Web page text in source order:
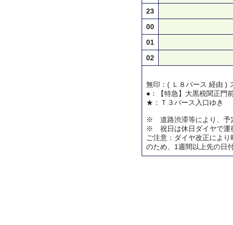
23
00
01
02
無印：( Ｌ８バース 経由 )
●：【特急】大黒税関正門
★：Ｔ３バース入口ゆき
※ 道路渋滞等により、予
※ 祝日は休日ダイヤで運
ご注意：ダイヤ改正によ
のため、1週間以上先の日